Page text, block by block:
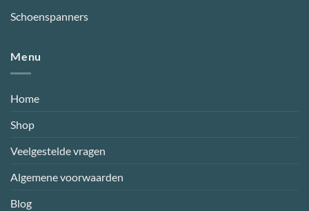
Schoenspanners
Menu
Home
Shop
Veelgestelde vragen
Algemene voorwaarden
Blog